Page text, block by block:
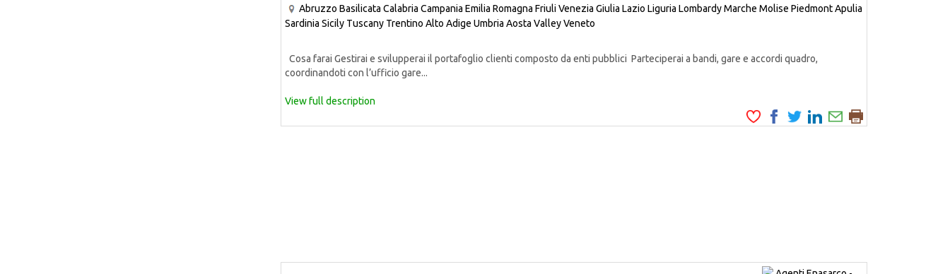
Abruzzo Basilicata Calabria Campania Emilia Romagna Friuli Venezia Giulia Lazio Liguria LombardyMarche Molise PiedmontApulia
Sardinia Sicily Tuscany Trentino Alto Adige Umbria Aosta ValleyVeneto
Cosa farai Gestirai e svilupperai il portafoglio clienti composto da enti pubblici Parteciperai a bandi, gare e accordi quadro,
coordinandoti con l’ufficio gare...
View full description